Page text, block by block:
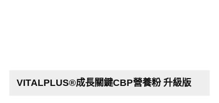
VITALPLUS®成長關鍵CBP營養粉 升級版